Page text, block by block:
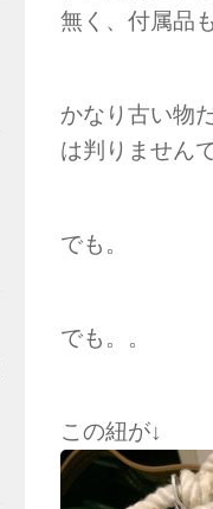
無く、付属品
かなり古い物
は判りません
でも。
でも。。
この紐が↓